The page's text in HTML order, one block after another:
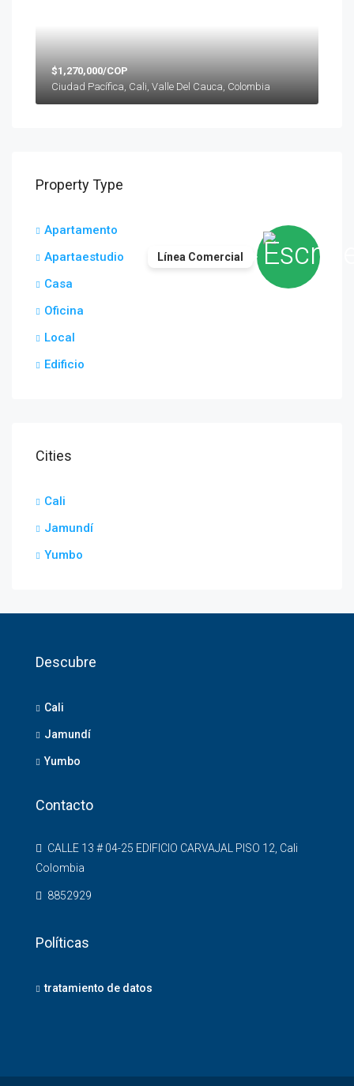
$1,270,000/COP
Ciudad Pacífica, Cali, Valle Del Cauca, Colombia
Property Type
Apartamento
Apartaestudio
Casa
Oficina
Local
Edificio
Cities
Cali
Jamundí
Yumbo
Descubre
Cali
Jamundí
Yumbo
Contacto
CALLE 13 # 04-25 EDIFICIO CARVAJAL PISO 12, Cali
Colombia
8852929
Políticas
tratamiento de datos
Línea Comercial